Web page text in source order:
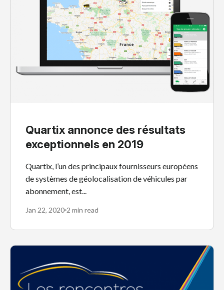
Quartix annonce des résultats
exceptionnels en 2019
Quartix, l’un des principaux fournisseurs européens
de systèmes de géolocalisation de véhicules par
abonnement, est...
Jan 22, 2020 2 min read